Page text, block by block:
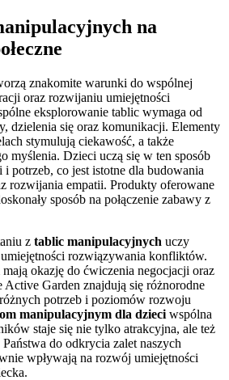
na
znakomite warunki do wspólnej
oraz rozwijaniu umiejętności
eksplorowanie tablic wymaga od
dzielenia się oraz komunikacji. Elementy
stymulują ciekawość, a także
myślenia. Dzieci uczą się w ten sposób
potrzeb, co jest istotne dla budowania
rozwijania empatii. Produkty oferowane
sposób na połączenie zabawy z
z tablic manipulacyjnych uczy
rozwiązywania konfliktów.
okazję do ćwiczenia negocjacji oraz
Garden znajdują się różnorodne
potrzeb i poziomów rozwoju
manipulacyjnym dla dzieci wspólna
staje się nie tylko atrakcyjna, ale też
do odkrycia zalet naszych
wpływają na rozwój umiejętności